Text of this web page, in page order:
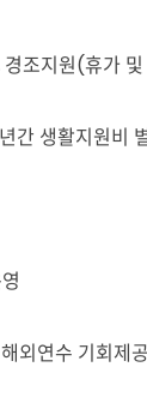
조지원(휴가
간 생활지원비
외연수 기회제공